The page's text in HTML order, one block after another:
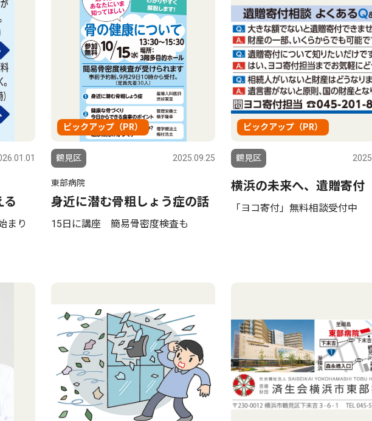
る
まり
ピックアップ（PR）
鶴見区 2025.09.25
東部病院
身近に潜む骨粗しょう症の話
15日に講座 簡易骨密度検査も
ピックアップ（PR）
鶴見区
横浜の未来へ、遺贈寄付
「ヨコ寄付」無料相談受付中